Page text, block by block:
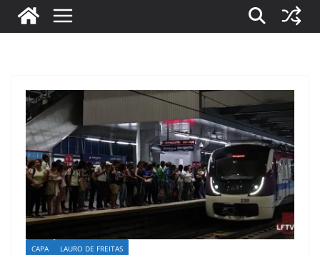
CAPA LAURO DE FREITAS